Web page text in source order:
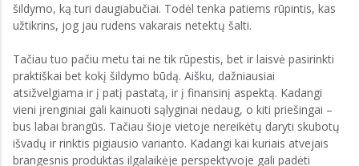
šildymo, ką turi daugiabučiai. Todėl tenka patiems rūpintis, kas
užtikrins, jog jau rudens vakarais netektų šalti.
Tačiau tuo pačiu metu tai ne tik rūpestis, bet ir laisvė pasirinkti
praktiškai bet kokį šildymo būdą. Aišku, dažniausiai
atsižvelgiama ir į patį pastatą, ir į finansinį aspektą. Kadangi
vieni įrenginiai gali kainuoti sąlyginai nedaug, o kiti priešingai –
bus labai brangūs. Tačiau šioje vietoje nereikėtų daryti skubotų
išvadų ir rinktis pigiausio varianto. Kadangi kai kuriais atvejais
brangesnis produktas ilgalaikėje perspektyvoje gali padėti